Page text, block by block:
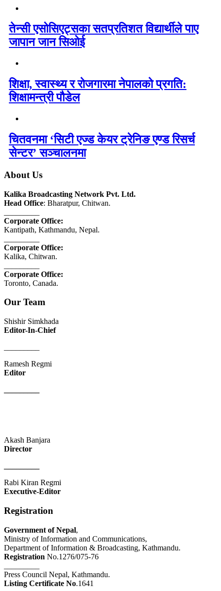
तेन्सी एसोसिएट्सका सतप्रतिशत विद्यार्थीले पाए
जापान जान सिओई
शिक्षा, स्वास्थ्य र रोजगारमा नेपालको प्रगति:
शिक्षामन्त्री पौडेल
चितवनमा ‘सिटी एज्ड केयर ट्रेनिङ एण्ड रिसर्च
सेन्टर’ सञ्चालनमा
About Us
Kalika Broadcasting Network Pvt. Ltd.
Head Office: Bharatpur, Chitwan.
Corporate Office:
Kantipath, Kathmandu, Nepal.
Corporate Office:
Kalika, Chitwan.
Corporate Office:
Toronto, Canada.
Our Team
Shishir Simkhada
Editor-In-Chief
Ramesh Regmi
Editor
Akash Banjara
Director
Rabi Kiran Regmi
Executive-Editor
Registration
Government of Nepal,
Ministry of Information and Communications,
Department of Information & Broadcasting, Kathmandu.
Registration No.1276/075-76
Press Council Nepal, Kathmandu.
Listing Certificate No.1641